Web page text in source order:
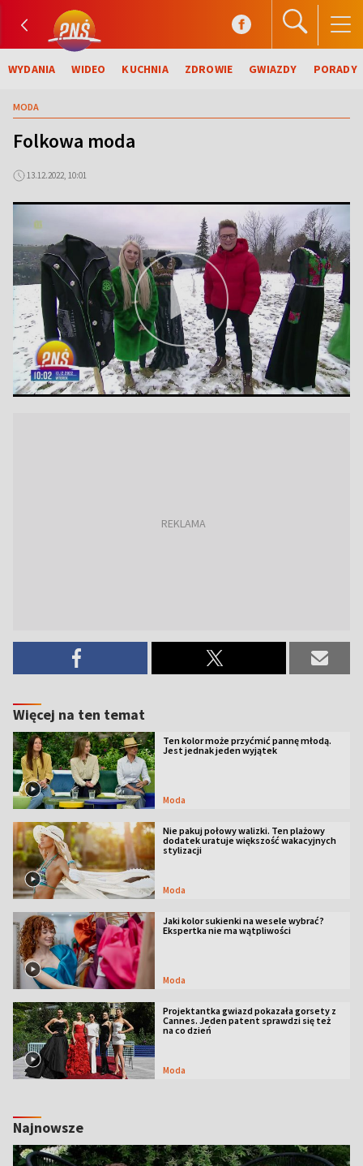
WYDANIA WIDEO KUCHNIA ZDROWIE GWIAZDY PORADY
MODA
Folkowa moda
13.12.2022, 10:01
Więcej na ten temat
Ten kolor może przyćmić pannę młodą.
Jest jednak jeden wyjątek
Moda
Nie pakuj połowy walizki. Ten plażowy
dodatek uratuje większość wakacyjnych
stylizacji
Moda
Jaki kolor sukienki na wesele wybrać?
Ekspertka nie ma wątpliwości
Moda
Projektantka gwiazd pokazała gorsety z
Cannes. Jeden patent sprawdzi się też
na co dzień
Moda
Najnowsze